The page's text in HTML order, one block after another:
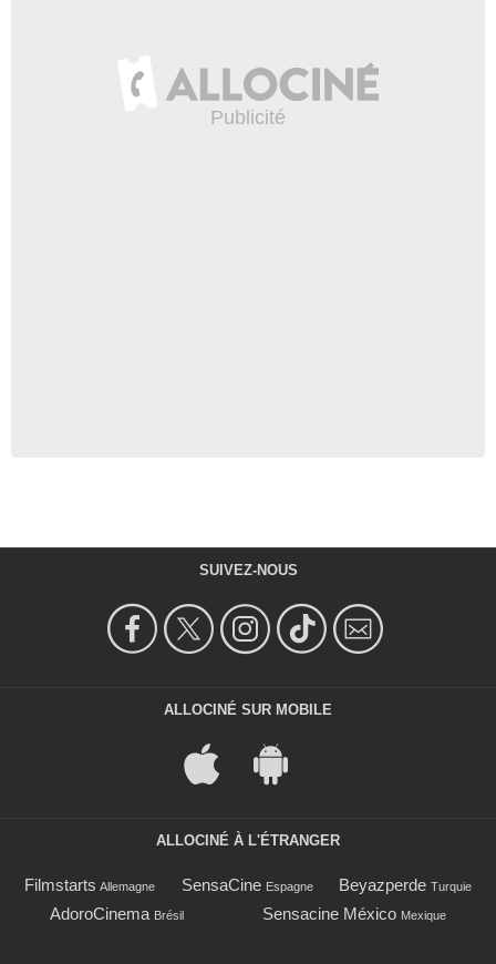
SUIVEZ-NOUS
ALLOCINÉ SUR MOBILE
ALLOCINÉ À L'ÉTRANGER
Filmstarts Allemagne SensaCine Espagne Beyazperde Turquie
AdoroCinema Brésil Sensacine México Mexique